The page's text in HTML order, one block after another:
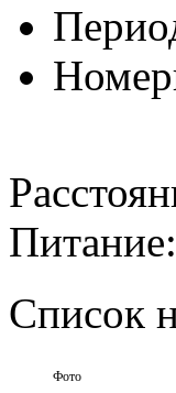
Питание:
Список
Фото